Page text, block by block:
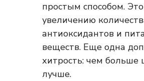
простым способом.
увеличению
антиоксидантов и
веществ. Еще одна
хитрость: чем больше
лучше.